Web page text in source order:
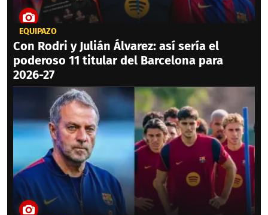
EQUIPAZO
Con Rodri y Julián Álvarez: así sería el
poderoso 11 titular del Barcelona para
2026-27